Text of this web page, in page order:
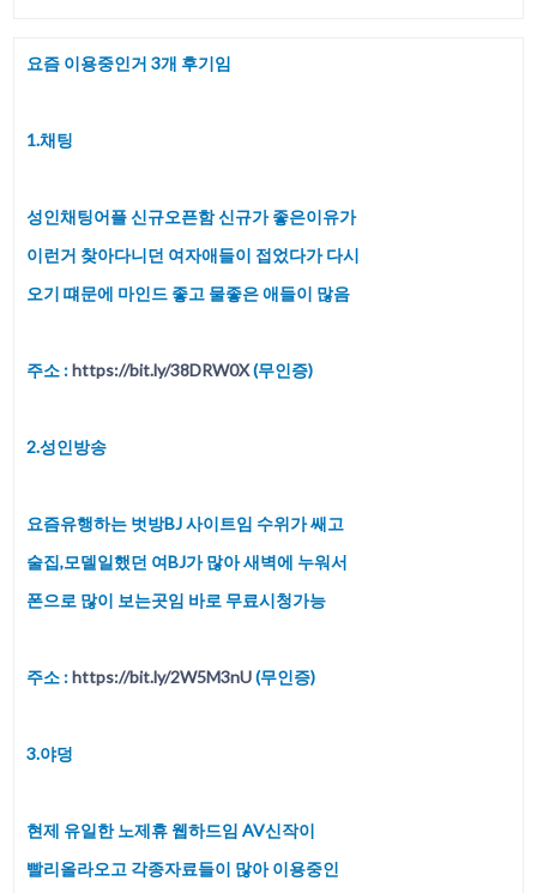
요즘 이용중인거 3개 후기임
1.채팅
성인채팅어플 신규오픈함 신규가 좋은이유가
이런거 찾아다니던 여자애들이 접었다가 다시
오기 떄문에 마인드 좋고 물좋은 애들이 많음
주소 :https://bit.ly/38DRW0X(무인증)
2.성인방송
요즘유행하는 벗방BJ 사이트임 수위가 쌔고
술집,모델일했던 여BJ가 많아 새벽에 누워서
폰으로 많이 보는곳임 바로 무료시청가능
주소 :https://bit.ly/2W5M3nU(무인증)
3.야덩
현제 유일한 노제휴 웹하드임 AV신작이
빨리올라오고 각종자료들이 많아 이용중인